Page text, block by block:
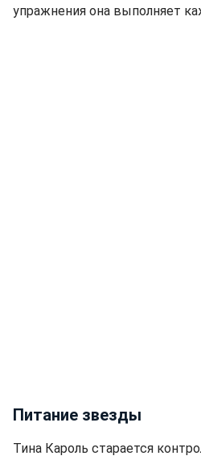
упражнения она выполняет
Питание звезды
Тина Кароль старается